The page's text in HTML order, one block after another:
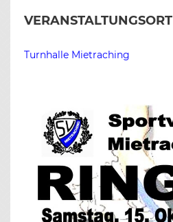
VERANSTALTUNGSORT
Turnhalle Mietraching